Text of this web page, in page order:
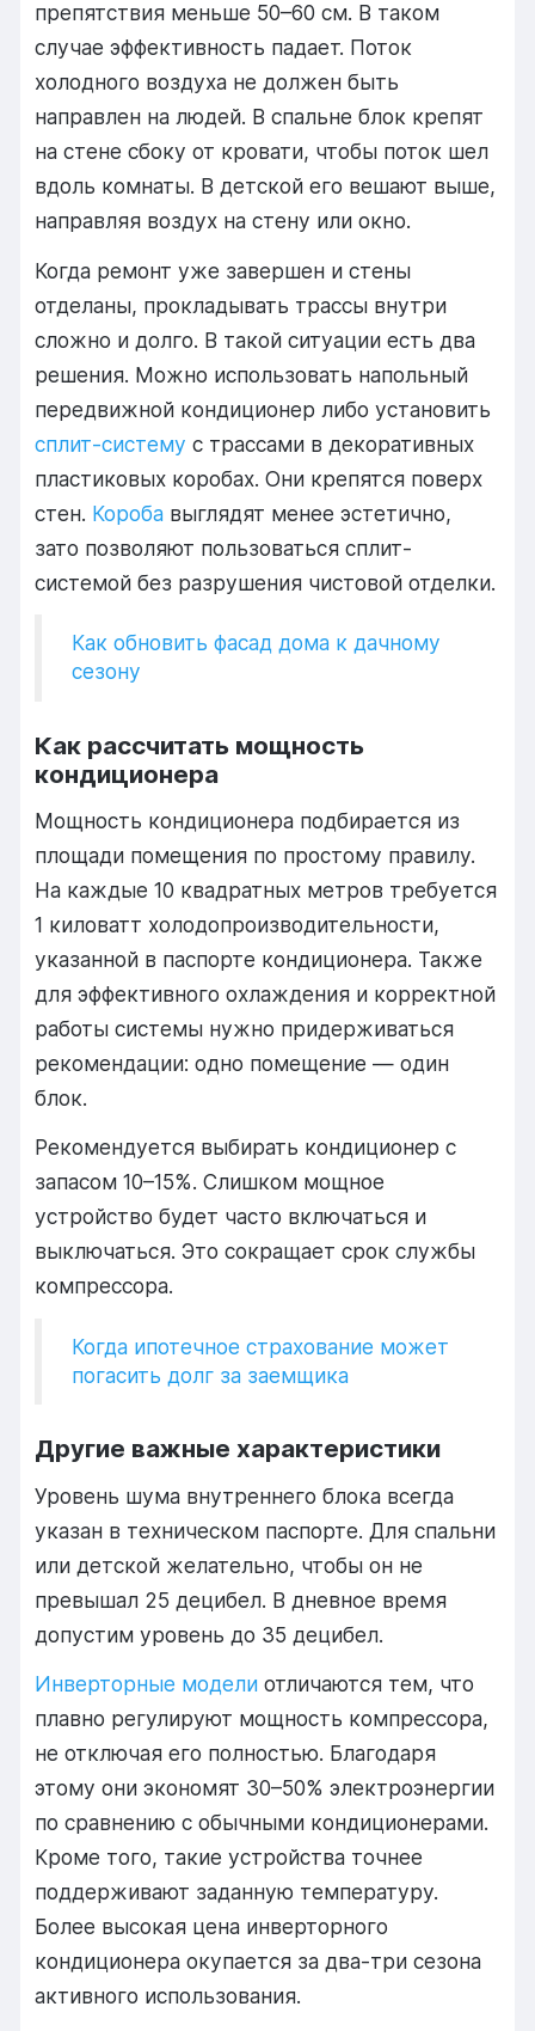
препятствия меньше 50–60 см. В таком
случае эффективность падает. Поток
холодного воздуха не должен быть
направлен на людей. В спальне блок крепят
на стене сбоку от кровати, чтобы поток шел
вдоль комнаты. В детской его вешают выше,
направляя воздух на стену или окно.
Когда ремонт уже завершен и стены
отделаны, прокладывать трассы внутри
сложно и долго. В такой ситуации есть два
решения. Можно использовать напольный
передвижной кондиционер либо установить
сплит-систему с трассами в декоративных
пластиковых коробах. Они крепятся поверх
стен. Короба выглядят менее эстетично,
зато позволяют пользоваться сплит-
системой без разрушения чистовой отделки.
Как обновить фасад дома к дачному
сезону
Как рассчитать мощность
кондиционера
Мощность кондиционера подбирается из
площади помещения по простому правилу.
На каждые 10 квадратных метров требуется
1 киловатт холодопроизводительности,
указанной в паспорте кондиционера. Также
для эффективного охлаждения и корректной
работы системы нужно придерживаться
рекомендации: одно помещение — один
блок.
Рекомендуется выбирать кондиционер с
запасом 10–15%. Слишком мощное
устройство будет часто включаться и
выключаться. Это сокращает срок службы
компрессора.
Когда ипотечное страхование может
погасить долг за заемщика
Другие важные характеристики
Уровень шума внутреннего блока всегда
указан в техническом паспорте. Для спальни
или детской желательно, чтобы он не
превышал 25 децибел. В дневное время
допустим уровень до 35 децибел.
Инверторные модели отличаются тем, что
плавно регулируют мощность компрессора,
не отключая его полностью. Благодаря
этому они экономят 30–50% электроэнергии
по сравнению с обычными кондиционерами.
Кроме того, такие устройства точнее
поддерживают заданную температуру.
Более высокая цена инверторного
кондиционера окупается за два-три сезона
активного использования.